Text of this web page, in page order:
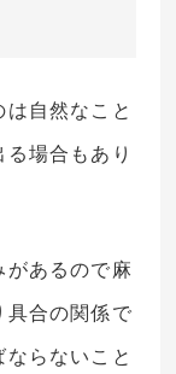
自然なこと
場合もあり
あるので麻
合の関係で
らないこと